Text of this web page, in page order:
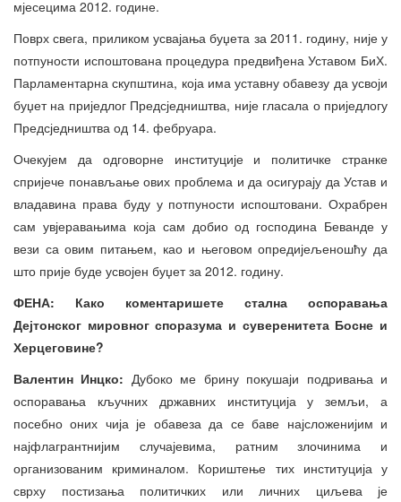
мјесецима 2012. године.
Поврх свега, приликом усвајања буџета за 2011. годину, није у
потпуности испоштована процедура предвиђена Уставом БиХ.
Парламентарна скупштина, која има уставну обавезу да усвоји
буџет на приједлог Предсједништва, није гласала о приједлогу
Предсједништва од 14. фебруара.
Очекујем да одговорне институције и политичке странке
спријече понављање ових проблема и да осигурају да Устав и
владавина права буду у потпуности испоштовани. Охрабрен
сам увјеравањима која сам добио од господина Беванде у
вези са овим питањем, као и његовом опредијељеношћу да
што прије буде усвојен буџет за 2012. годину.
ФЕНА: Како коментаришете стална оспоравања
Дејтонског мировног споразума и суверенитета Босне и
Херцеговине?
Валентин Инцко: Дубоко ме брину покушаји подривања и
оспоравања кључних државних институција у земљи, а
посебно оних чија је обавеза да се баве најсложенијим и
најфлагрантнијим случајевима, ратним злочинима и
организованим криминалом. Кориштење тих институција у
сврху постизања политичких или личних циљева је